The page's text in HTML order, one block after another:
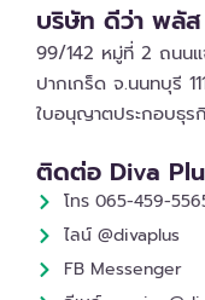
บริษัท ดีว่า พลั
99/142 หมู่ที่ 2 ถนน
ปากเกร็ด จ.นนทบุรี
ใบอนุญาตประกอบธุร
ติดต่อ Diva
โทร 065-459-
ไลน์ @divaplus
FB Messenger